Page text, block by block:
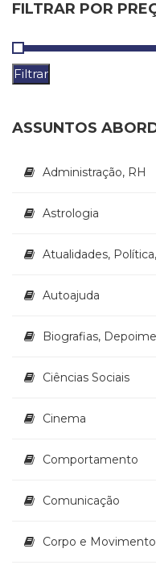
FILTRAR POR
Filtrar
ASSUNTOS
Administração, RH
Astrologia
Atualidades,
Autoajuda
Biografias,
Ciências Sociais
Cinema
Comportamento
Comunicação
Corpo e Movimento